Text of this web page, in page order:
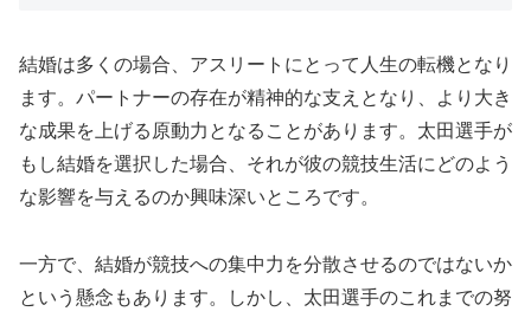
結婚は多くの場合、アスリートにとって人生の転機となり
ます。パートナーの存在が精神的な支えとなり、より大き
な成果を上げる原動力となることがあります。太田選手が
もし結婚を選択した場合、それが彼の競技生活にどのよう
な影響を与えるのか興味深いところです。
一方で、結婚が競技への集中力を分散させるのではないか
という懸念もあります。しかし、太田選手のこれまでの努